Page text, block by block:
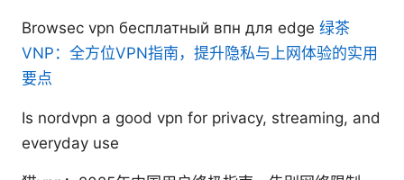
Browsec vpn бесплатный впн для edge 绿茶
VNP：全方位VPN指南，提升隐私与上网体验的实用
要点
Is nordvpn a good vpn for privacy, streaming, and
everyday use